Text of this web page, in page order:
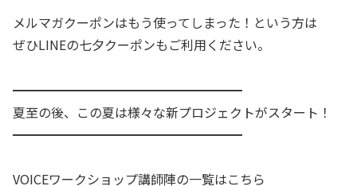
メルマガクーポンはもう使ってしまった！という方は
ぜひLINEの七夕クーポンもご利用ください。
━━━━━━━━━━━━━━━━━━
夏至の後、この夏は様々な新プロジェクトがスタート！
━━━━━━━━━━━━━━━━━━
VOICEワークショップ講師陣の一覧はこちら